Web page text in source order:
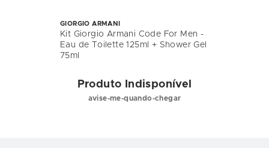
GIORGIO ARMANI
Kit Giorgio Armani Code For Men -
Eau de Toilette 125ml + Shower Gel
75ml
Produto Indisponível
avise-me-quando-chegar